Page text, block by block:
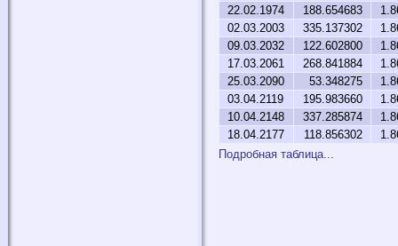
22.02.1974
188.654683
02.03.2003
335.137302
09.03.2032
122.602800
17.03.2061
268.841884
25.03.2090
53.348275
03.04.2119
195.983660
10.04.2148
337.285874
18.04.2177
118.856302
Подробная таблица...